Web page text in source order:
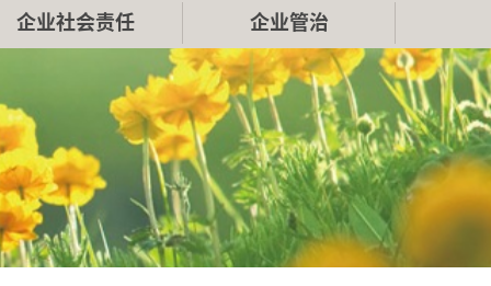
企业社会责任 企业管治